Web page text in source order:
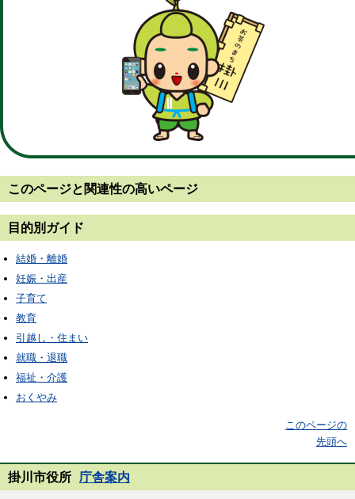
このページと 関連性の高いページ
目的別ガイド
結婚・離婚
妊娠・出産
子育て
教育
引越し・住まい
就職・退職
福祉・介護
おくやみ
このページの
先頭へ
掛川市役所 庁舎案内